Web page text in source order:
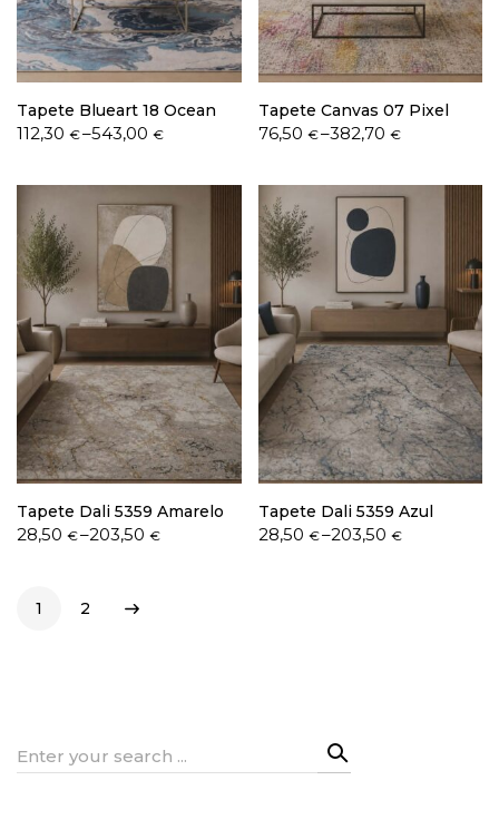
Tapete Blueart 18 Ocean
112,30 €–543,00€
Price
543,00 €
Tapete Canvas 07 Pixel
76,50 €–382,70 €
Price
through
382,70 €
Tapete Dali 5359 Amarelo
28,50 €–203,50€
Price
through
Tapete Dali 5359 Azul
28,50 €–203,50 €
Price
1 2
Search